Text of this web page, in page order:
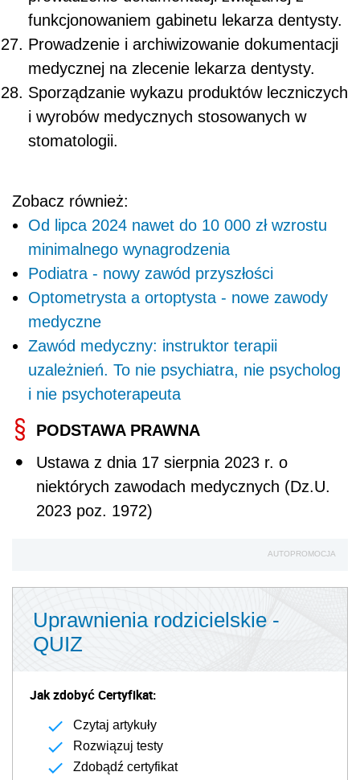
funkcjonowaniem gabinetu lekarza dentysty.
Prowadzenie i archiwizowanie dokumentacji
medycznej na zlecenie lekarza dentysty.
Sporządzanie wykazu produktów leczniczych
i wyrobów medycznych stosowanych w
stomatologii.
Zobacz również:
Od lipca 2024 nawet do 10 000 zł wzrostu
minimalnego wynagrodzenia
Podiatra - nowy zawód przyszłości
Optometrysta a ortoptysta - nowe zawody
medyczne
Zawód medyczny: instruktor terapii
uzależnień. To nie psychiatra, nie psycholog
i nie psychoterapeuta
PODSTAWA PRAWNA
Ustawa z dnia 17 sierpnia 2023 r. o
niektórych zawodach medycznych (Dz.U.
2023 poz. 1972)
AUTOPROMOCJA
Uprawnienia rodzicielskie -
QUIZ
Jak zdobyć Certyfikat:
Czytaj artykuły
Rozwiązuj testy
Zdobądź certyfikat